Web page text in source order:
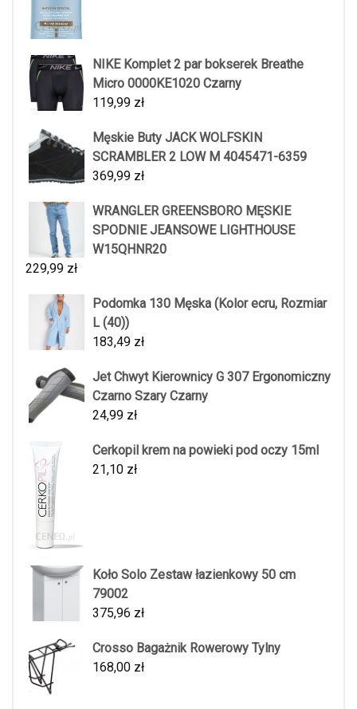
NIKE Komplet 2 par bokserek Breathe
Micro 0000KE1020 Czarny
119,99 zł
Męskie Buty JACK WOLFSKIN
SCRAMBLER 2 LOW M 4045471-6359
369,99 zł
WRANGLER GREENSBORO MĘSKIE
SPODNIE JEANSOWE LIGHTHOUSE
W15QHNR20
229,99 zł
Podomka 130 Męska (Kolor ecru, Rozmiar
L (40))
183,49 zł
Jet Chwyt Kierownicy G 307 Ergonomiczny
Czarno Szary Czarny
24,99 zł
Cerkopil krem na powieki pod oczy 15ml
21,10 zł
Koło Solo Zestaw łazienkowy 50 cm
79002
375,96 zł
Crosso Bagażnik Rowerowy Tylny
168,00 zł